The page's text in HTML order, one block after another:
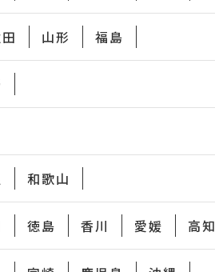
山形 福島
和歌山
徳島 香川 愛媛 高知